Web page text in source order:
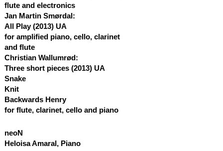
flute and electronics
Jan Martin Smørdal:
All Play (2013) UA
for amplified piano, cello, clarinet
and flute
Christian Wallumrød:
Three short pieces (2013) UA
Snake
Knit
Backwards Henry
for flute, clarinet, cello and piano
neoN
Heloisa Amaral, Piano